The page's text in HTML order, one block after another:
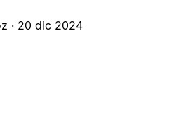
· 20 dic 2024